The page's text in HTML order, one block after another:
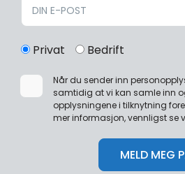
Privat Bedrift
Når du sender inn
samtidig at vi kan samle inn
opplysningene i tilknytning
mer informasjon, vennligst se